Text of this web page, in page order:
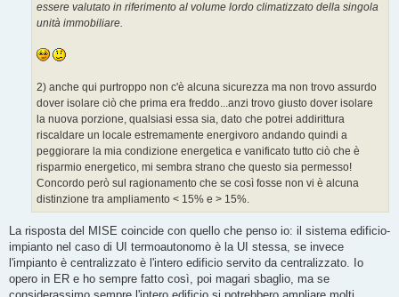
essere valutato in riferimento al volume lordo climatizzato della singola
unità immobiliare.
2) anche qui purtroppo non c'è alcuna sicurezza ma non trovo assurdo
dover isolare ciò che prima era freddo...anzi trovo giusto dover isolare
la nuova porzione, qualsiasi essa sia, dato che potrei addirittura
riscaldare un locale estremamente energivoro andando quindi a
peggiorare la mia condizione energetica e vanificato tutto ciò che è
risparmio energetico, mi sembra strano che questo sia permesso!
Concordo però sul ragionamento che se così fosse non vi è alcuna
distinzione tra ampliamento < 15% e > 15%.
La risposta del MISE coincide con quello che penso io: il sistema edificio-
impianto nel caso di UI termoautonomo è la UI stessa, se invece
l'impianto è centralizzato è l'intero edificio servito da centralizzato. Io
opero in ER e ho sempre fatto così, poi magari sbaglio, ma se